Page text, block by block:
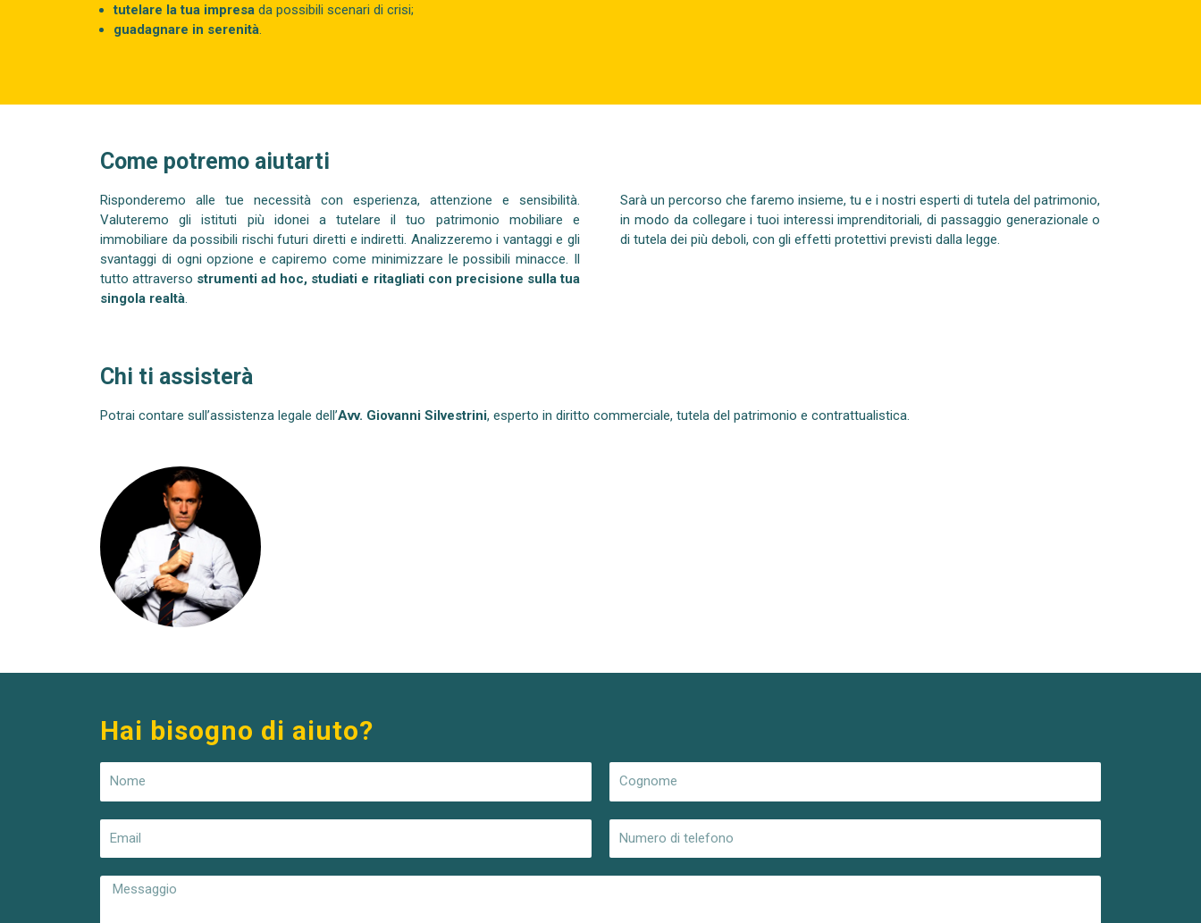
tutelare la tua impresa da possibili scenari di crisi;
guadagnare in serenità.
Come potremo aiutarti
Risponderemo alle tue necessità con esperienza, attenzione e sensibilità.
Valuteremo gli istituti più idonei a tutelare il tuo patrimonio mobiliare e
immobiliare da possibili rischi futuri diretti e indiretti. Analizzeremo i vantaggi e gli
svantaggi di ogni opzione e capiremo come minimizzare le possibili minacce. Il
tutto attraverso strumenti ad hoc, studiati e ritagliati con precisione sulla tua
singola realtà
Sarà un percorso che faremo insieme, tu e i nostri esperti di tutela del patrimonio,
in modo da collegare i tuoi interessi imprenditoriali, di passaggio generazionale o
di tutela dei più deboli, con gli effetti protettivi previsti dalla legge.
Chi ti assisterà
Potrai contare sull’assistenza legale dell’Avv. Giovanni Silvestrini, esperto in diritto commerciale, tutela del patrimonio e contrattualistica.
Hai bisogno di aiuto?